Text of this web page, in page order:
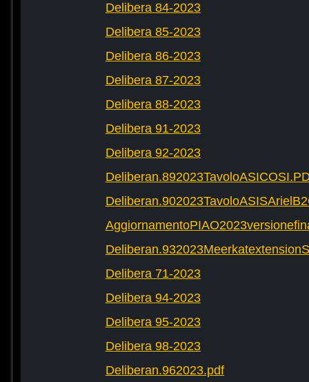
Delibera 84-2023
Delibera 85-2023
Delibera 86-2023
Delibera 87-2023
Delibera 88-2023
Delibera 91-2023
Delibera 92-2023
Delibera 71-2023
Delibera 94-2023
Delibera 95-2023
Delibera 98-2023
Deliberan.962023.pdf